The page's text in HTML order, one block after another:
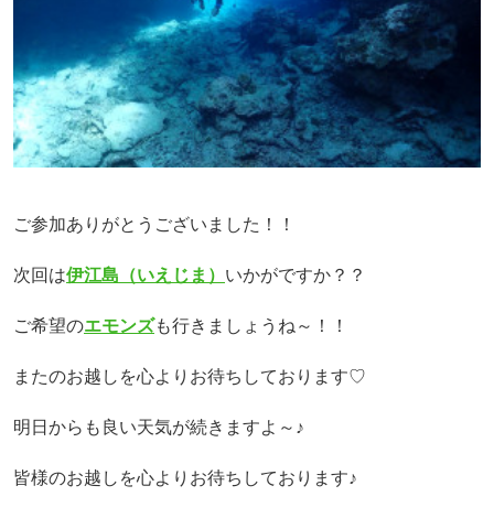
ご参加ありがとうございました！！
次回は伊江島（いえじま） いかがですか？？
ご希望のエモンズも行きましょうね～！！
またのお越しを心よりお待ちしております♡
明日からも良い天気が続きますよ～♪
皆様のお越しを心よりお待ちしております♪